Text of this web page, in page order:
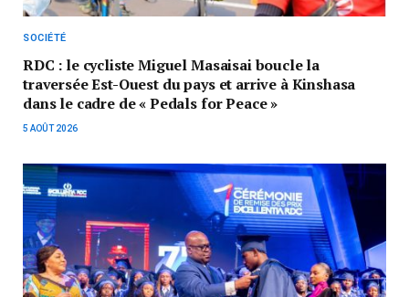
SOCIÉTÉ
RDC : le cycliste Miguel Masaisai boucle la
traversée Est-Ouest du pays et arrive à Kinshasa
dans le cadre de « Pedals for Peace »
5 AOÛT 2026